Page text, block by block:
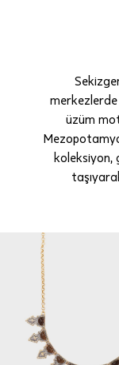
merkezlerde
üzüm
koleksiyon,